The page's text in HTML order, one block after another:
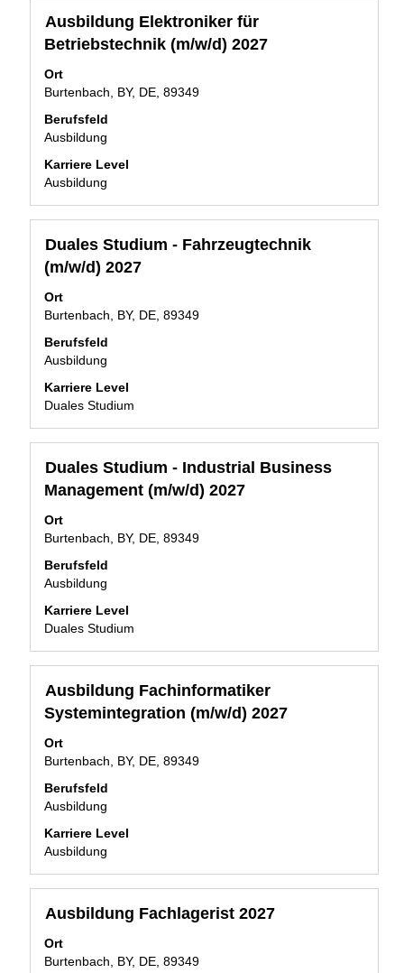
Stellenbezeichnung
Ausbildung Elektroniker für
Betriebstechnik (m/w/d) 2027
Ort
Burtenbach, BY, DE, 89349
Berufsfeld
Ausbildung
Karriere Level
Ausbildung
Drücken
Sie
Leertaste,
um
Stelleninformationen
vollständig
anzuzeigen.
Stellenbezeichnung
Duales Studium - Fahrzeugtechnik
(m/w/d) 2027
Ort
Burtenbach, BY, DE, 89349
Berufsfeld
Ausbildung
Karriere Level
Duales Studium
Drücken
Sie
die
Leertaste,
um
Stelleninformationen
vollständig
anzuzeigen.
Stellenbezeichnung
Duales Studium - Industrial Business
Management (m/w/d) 2027
Ort
Burtenbach, BY, DE, 89349
Berufsfeld
Ausbildung
Karriere Level
Duales Studium
Drücken
Sie
Leertaste,
um
Stelleninformationen
vollständig
anzuzeigen.
Stellenbezeichnung
Ausbildung Fachinformatiker
Systemintegration (m/w/d) 2027
Ort
Burtenbach, BY, DE, 89349
Berufsfeld
Ausbildung
Karriere Level
Ausbildung
Drücken
Sie
die
Leertaste,
um
Stelleninformationen
vollständig
anzuzeigen.
Stellenbezeichnung
Ausbildung Fachlagerist 2027
Ort
Burtenbach, BY, DE, 89349
Drücken
die
Leertaste,